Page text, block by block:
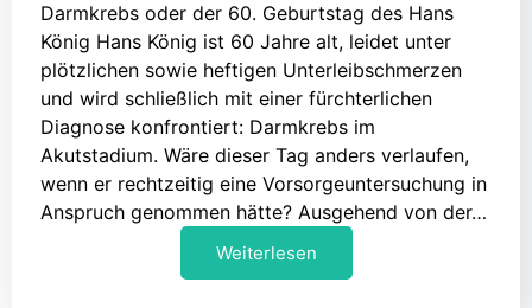
Darmkrebs oder der 60. Geburtstag des Hans
König Hans König ist 60 Jahre alt, leidet unter
plötzlichen sowie heftigen Unterleibschmerzen
und wird schließlich mit einer fürchterlichen
Diagnose konfrontiert: Darmkrebs im
Akutstadium. Wäre dieser Tag anders verlaufen,
wenn er rechtzeitig eine Vorsorgeuntersuchung in
Anspruch genommen hätte? Ausgehend von der…
Weiterlesen